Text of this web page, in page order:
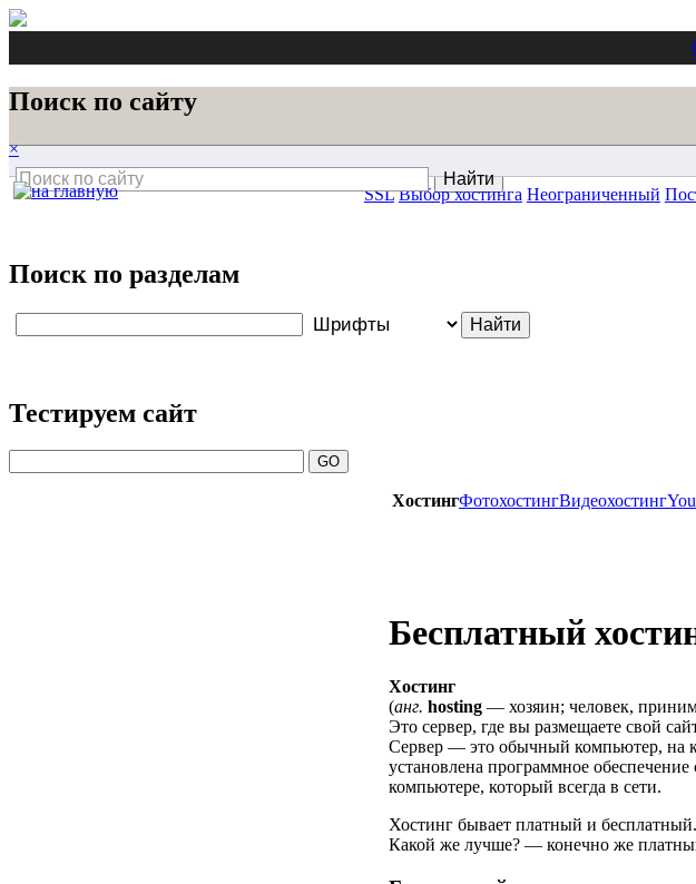
Поиск по сайту
×
Поиск по разделам
Тестируем сайт
ХостингФотохостингВидеохостинг
SSL Выбор хостинга Неограниченный
Бесплатный
Хостинг
(анг. hosting — хозяин; человек,
Это сервер, где вы размещаете свой
Сервер — это обычный компьютер, на
установлена программное
компьютере, который всегда в сети.
Хостинг бывает платный и бесплатный.
Какой же лучше? — конечно же